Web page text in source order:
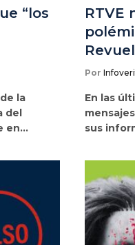
“los
la
del
en…
RTVE
Por
En las
sus